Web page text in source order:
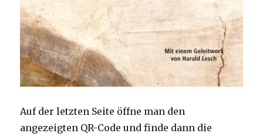
Auf der letzten Seite öffne man den
angezeigten QR-Code und finde dann die